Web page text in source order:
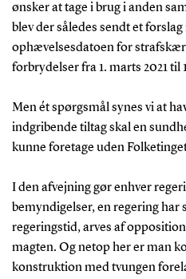
ønsker at tage i brug i anden
blev der således sendt et
ophævelsesdatoen for
forbrydelser fra 1. marts 2021 til
Men ét spørgsmål synes vi at
indgribende tiltag skal en
kunne foretage uden
I den afvejning gør enhver
bemyndigelser, en regering har
regeringstid, arves af
magten. Og netop her er man
konstruktion med tvungen